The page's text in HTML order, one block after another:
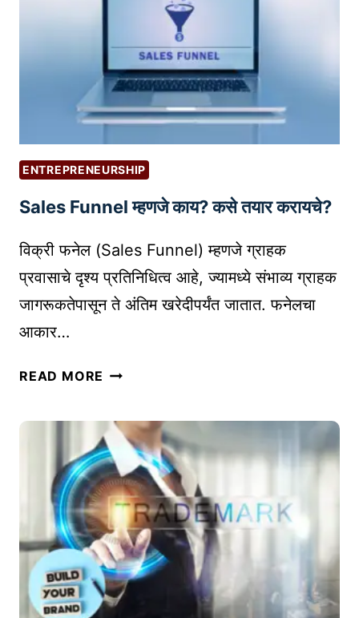
ढ
मा
ग
णी
र
र्ग
द
व
सा
य
क
सा
सु
रू
रा
वा
म
ची
हि
ती
आ
णि
टि
प्स
ENTREPRENEURSHIP
Sales Funnel म्हणजे काय? कसे तयार करायचे?
विक्री फनेल (Sales Funnel) म्हणजे ग्राहक
प्रवासाचे दृश्य प्रतिनिधित्व आहे, ज्यामध्ये संभाव्य ग्राहक
जागरूकतेपासून ते अंतिम खरेदीपर्यंत जातात. फनेलचा
आकार…
READ MORE S
E
S
F
U
N
N
E
L
म्ह